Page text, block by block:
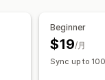
在庫の同期
ールアラート
Beginner
$19/月
Sync up to